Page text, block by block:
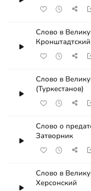
Слово в
Кронштадтский
Слово в
(Туркестанов)
Слово о
Затворник
Слово в
Херсонский